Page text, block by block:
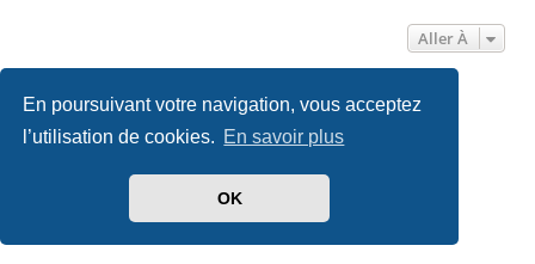
En poursuivant votre navigation, vous acceptez
l’utilisation de cookies. En savoir plus
OK
Aller À
Accueil Index du forum Nous contacter
phpBB-fr.com
created by INVENTEA & v12mike
Conditions